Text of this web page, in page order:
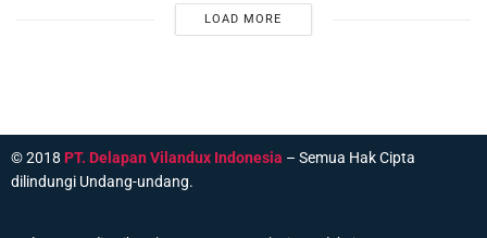
LOAD MORE
© 2018 PT. Delapan Vilandux Indonesia – Semua Hak Cipta
dilindungi Undang-undang.